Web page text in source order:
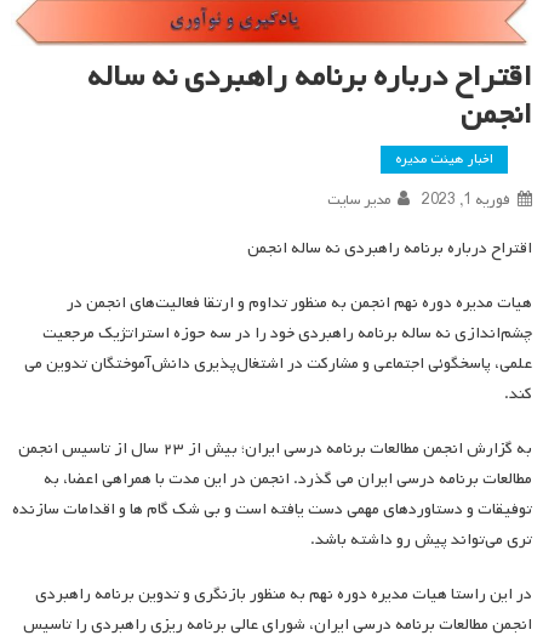
اقتراح درباره برنامه راهبردی نه ساله
انجمن
اخبار هیئت مدیره
فوریه 1, 2023 مدیر سایت
اقتراح درباره برنامه راهبردی نه ساله انجمن
هیات مدیره دوره نهم انجمن به منظور تداوم و ارتقا فعالیت‌های انجمن در
چشم‌اندازی نه ساله برنامه راهبردی خود را در سه حوزه استراتژیک مرجعیت
علمی، پاسخگوئی اجتماعی و مشارکت در اشتغال‌پذیری دانش‌آموختگان تدوین می
کند.
به گزارش انجمن مطالعات برنامه درسی ایران؛ بیش از ۲۳ سال از تاسیس انجمن
مطالعات برنامه درسی ایران می گذرد. انجمن در این مدت با همراهی اعضا، به
توفیقات و دستاوردهای مهمی دست یافته است و بی شک گام ها و اقدامات سازنده
تری می‌تواند پیش رو داشته باشد.
در این راستا هیات مدیره دوره نهم به منظور بازنگری و تدوین برنامه راهبردی
انجمن مطالعات برنامه درسی ایران، شورای عالی برنامه ریزی راهبردی را تاسیس